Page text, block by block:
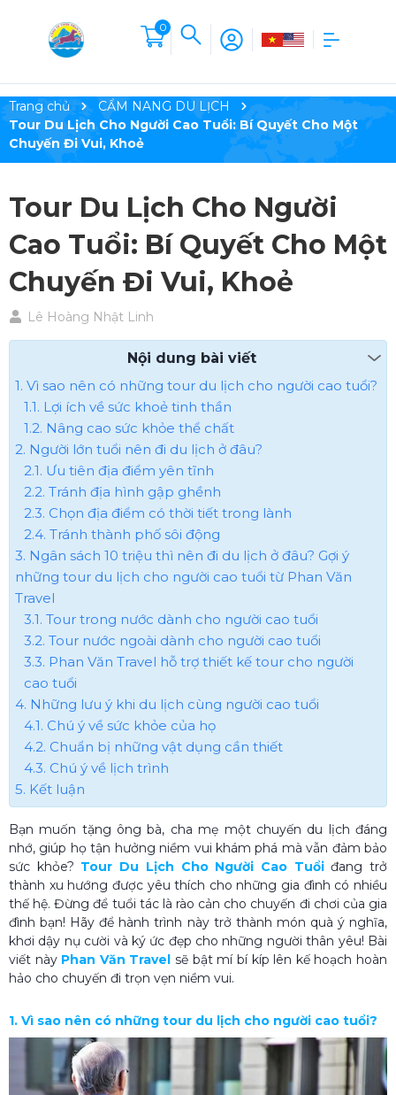
0
Trang chủ
CẨM NANG DU LỊCH
Tour Du Lịch Cho Người Cao Tuổi: Bí Quyết Cho Một
Chuyến Đi Vui, Khoẻ
Tour Du Lịch Cho Người
Cao Tuổi: Bí Quyết Cho Một
Chuyến Đi Vui, Khoẻ
Lê Hoàng Nhật Linh
Nội dung bài viết
1. Vì sao nên có những tour du lịch cho người cao tuổi?
1.1. Lợi ích về sức khoẻ tinh thần
1.2. Nâng cao sức khỏe thể chất
2. Người lớn tuổi nên đi du lịch ở đâu?
2.1. Ưu tiên địa điểm yên tĩnh
2.2. Tránh địa hình gập ghềnh
2.3. Chọn địa điểm có thời tiết trong lành
2.4. Tránh thành phố sôi động
3. Ngân sách 10 triệu thì nên đi du lịch ở đâu? Gợi ý
những tour du lịch cho người cao tuổi từ Phan Văn
Travel
3.1. Tour trong nước dành cho người cao tuổi
3.2. Tour nước ngoài dành cho người cao tuổi
3.3. Phan Văn Travel hỗ trợ thiết kế tour cho người
cao tuổi
4. Những lưu ý khi du lịch cùng người cao tuổi
4.1. Chú ý về sức khỏe của họ
4.2. Chuẩn bị những vật dụng cần thiết
4.3. Chú ý về lịch trình
5. Kết luận
Bạn muốn tặng ông bà, cha mẹ một chuyến du lịch đáng
nhớ, giúp họ tận hưởng niềm vui khám phá mà vẫn đảm bảo
sức khỏe? Tour Du Lịch Cho Người Cao Tuổiđang trở
thành xu hướng được yêu thích cho những gia đình có nhiều
thế hệ. Đừng để tuổi tác là rào cản cho chuyến đi chơi của gia
đình bạn! Hãy để hành trình này trở thành món quà ý nghĩa,
khơi dậy nụ cười và ký ức đẹp cho những người thân yêu! Bài
viết này Phan Văn Travel sẽ bật mí bí kíp lên kế hoạch hoàn
hảo cho chuyến đi trọn vẹn niềm vui.
1. Vì sao nên có những tour du lịch cho người cao tuổi?